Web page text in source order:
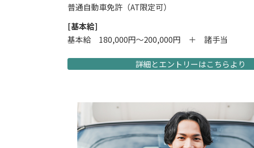
普通自動車免許（AT限定可）
[基本給]
基本給 180,000円〜200,000円 ＋ 諸手当
詳細とエントリーはこちらより